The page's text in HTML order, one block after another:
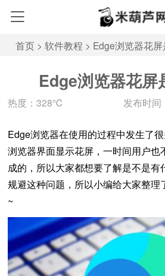
首页 > 软件教程 > Edge浏览器花
Edge浏览器花屏
热度：328℃ 发布时间
Edge浏览器在使用的过程中发生了
浏览器界面显示花屏，一时间用户也
成的，所以大家都想要了解是不是有
规避这种问题，所以小编给大家整理
~